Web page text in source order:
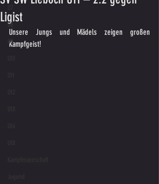
U8
U9
Ligist
Unsere Jungs und Mädels zeigen großen
Kampfgeist!